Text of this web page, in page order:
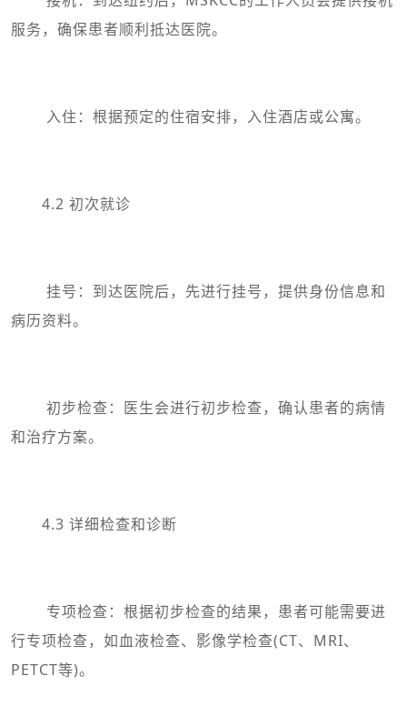
服务，确保患者顺利抵达医院。
入住：根据预定的住宿安排，入住酒店或公寓。
4.2 初次就诊
挂号：到达医院后，先进行挂号，提供身份信息和
病历资料。
初步检查：医生会进行初步检查，确认患者的病情
和治疗方案。
4.3 详细检查和诊断
专项检查：根据初步检查的结果，患者可能需要进
行专项检查，如血液检查、影像学检查(CT、MRI、
PETCT等)。